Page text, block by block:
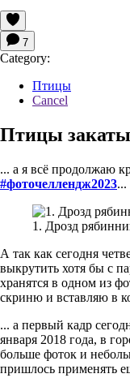
7
Category:
Птицы
Cancel
Птицы
... а я всё продолжаю
#фоточеллендж2023...
1. Дрозд
А так как сегодня
выкрутить хотя бы с
хранятся в одном из
скриню и вставляю в
... а первый кадр
января 2018 года, в
больше фоток и
пришлось применять